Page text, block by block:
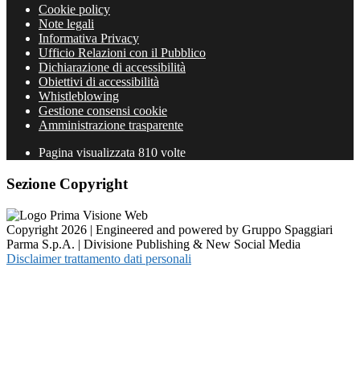
Cookie policy
Note legali
Informativa Privacy
Ufficio Relazioni con il Pubblico
Dichiarazione di accessibilità
Obiettivi di accessibilità
Whistleblowing
Gestione consensi cookie
Amministrazione trasparente
Pagina visualizzata 810 volte
Sezione Copyright
Copyright 2026 | Engineered and powered by Gruppo Spaggiari
Parma S.p.A. | Divisione Publishing & New Social Media
Disclaimer trattamento dati personali